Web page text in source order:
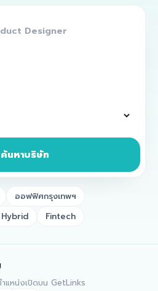
ค้นหาบริษัท
ออฟฟิศกรุงเทพฯ
Fintech
แหน่งเปิดบน GetLinks